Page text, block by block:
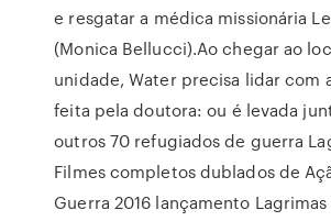
e resgatar a médica missionária
(Monica Bellucci).Ao chegar ao
unidade, Water precisa lidar com
feita pela doutora: ou é levada
outros 70 refugiados de guerra
Filmes completos dublados de
Guerra 2016 lançamento